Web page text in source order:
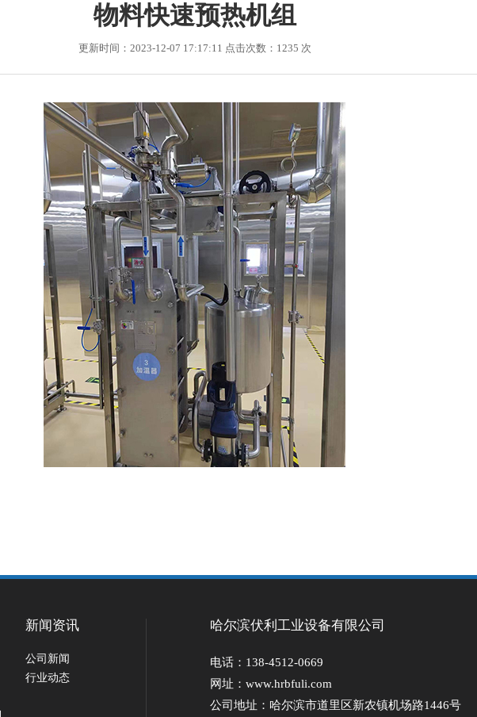
物料快速预热机组
更新时间：2023-12-07 17:17:11 点击次数：1235 次
新闻资讯
公司新闻
行业动态
哈尔滨伏利工业设备有限公司
电话：138-4512-0669
网址：www.hrbfuli.com
公司地址：哈尔滨市道里区新农镇机场路1446号